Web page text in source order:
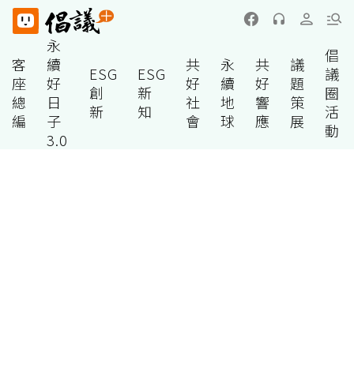
客
座
總
編
永
續
好
日
子
3.0
ESG
創
新
ESG
新
知
共
好
社
會
永
續
地
球
共
好
響
應
議
題
策
展
倡
議
圈
活
動